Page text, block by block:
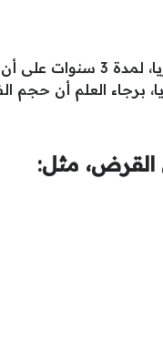
مثل: